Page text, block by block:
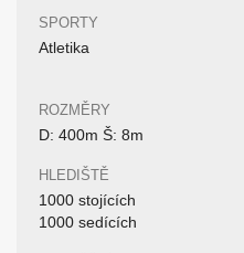
SPORTY
Atletika
ROZMĚRY
D: 400m Š: 8m
HLEDIŠTĚ
1000 stojících
1000 sedících